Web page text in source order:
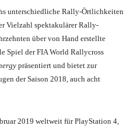
unterschiedliche Rally-Örtlichkeiten
Vielzahl spektakulärer Rally-
über von Hand erstellte
Spiel der FIA World Rallycross
präsentiert und bietet zur
der Saison 2018, auch acht
2019 weltweit für PlayStation 4,